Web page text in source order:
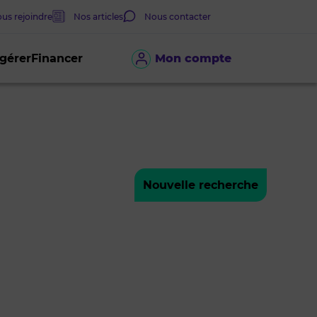
Mon compte
Financer
rejoindre Nos articles Nous contacter
Nouvelle recherche